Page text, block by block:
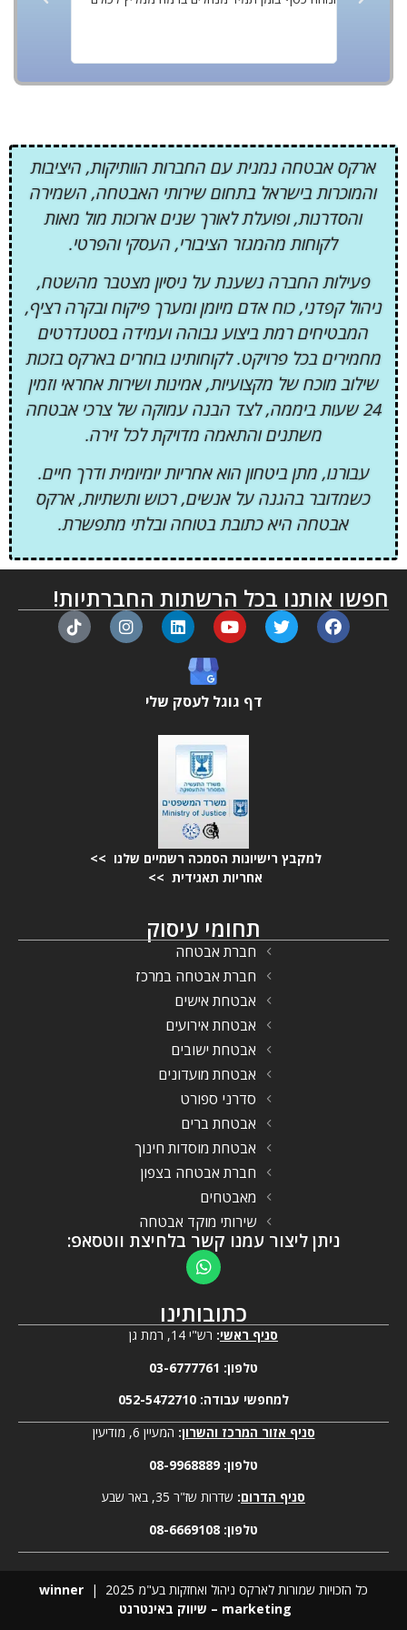
ארקס אבטחה נמנית עם החברות הוותיקות, היציבות
והמוכרות בישראל בתחום שירותי האבטחה, השמירה
והסדרנות, ופועלת לאורך שנים ארוכות מול מאות
לקוחות מהמגזר הציבורי, העסקי והפרטי.
פעילות החברה נשענת על ניסיון מצטבר מהשטח,
ניהול קפדני, כוח אדם מיומן ומערך פיקוח ובקרה רציף,
המבטיחים רמת ביצוע גבוהה ועמידה בסטנדרטים
מחמירים בכל פרויקט. לקוחותינו בוחרים בארקס בזכות
שילוב מוכח של מקצועיות, אמינות ושירות אחראי וזמין
24 שעות ביממה, לצד הבנה עמוקה של צרכי אבטחה
משתנים והתאמה מדויקת לכל זירה.
עבורנו, מתן ביטחון הוא אחריות יומיומית ודרך חיים.
כשמדובר בהגנה על אנשים, רכוש ותשתיות, ארקס
אבטחה היא כתובת בטוחה ובלתי מתפשרת.
חפשו אותנו בכל הרשתות החברתיות!
דף גוגל לעסק שלי
למקבץ רישיונות הסמכה רשמיים שלנו >>
אחריות תאגידית >>
תחומי עיסוק
חברת אבטחה
חברת אבטחה במרכז
אבטחת אישים
אבטחת אירועים
אבטחת ישובים
אבטחת מועדונים
סדרני ספורט
אבטחת ברים
אבטחת מוסדות חינוך
חברת אבטחה בצפון
מאבטחים
שירותי מוקד אבטחה
ניתן ליצור עמנו קשר בלחיצת ווטסאפ:
כתובותינו
סניף ראשי: רש"י 14, רמת גן
טלפון: 03-6777761
למחפשי עבודה: 052-5472710
סניף אזור המרכז והשרון: המעיין 6, מודיעין
טלפון: 08-9968889
סניף הדרום: שדרות שז"ר 35, באר שבע
טלפון: 08-6669108
כל הזכויות שמורות לארקס ניהול ואחזקות בע"מ 2025 |
winner
marketing – שיווק באינטרנט